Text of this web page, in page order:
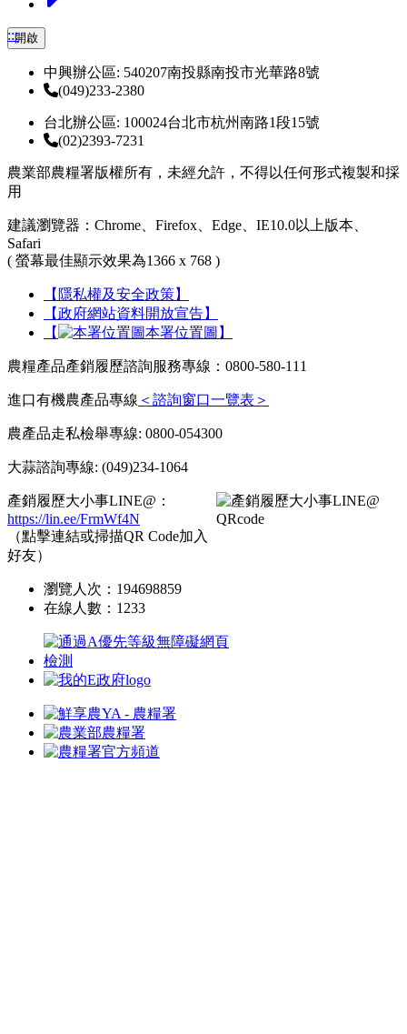
:::開啟
中興辦公區: 540207南投縣南投市光華路8號
(049)233-2380
台北辦公區: 100024台北市杭州南路1段15號
(02)2393-7231
農業部農糧署版權所有，未經允許，不得以任何形式複製和採
用
建議瀏覽器：Chrome、Firefox、Edge、IE10.0以上版本、
Safari
( 螢幕最佳顯示效果為1366 x 768 )
【隱私權及安全政策】
【政府網站資料開放宣告】
【
本署位置圖】
農糧產品產銷履歷諮詢服務專線：0800-580-111
進口有機農產品專線 ＜諮詢窗口一覽表＞
農產品走私檢舉專線: 0800-054300
大蒜諮詢專線: (049)234-1064
產銷履歷大小事LINE@：
https://lin.ee/FrmWf4N
（點擊連結或掃描QR Code加入
好友）
瀏覽人次： 194698859
在線人數： 1233